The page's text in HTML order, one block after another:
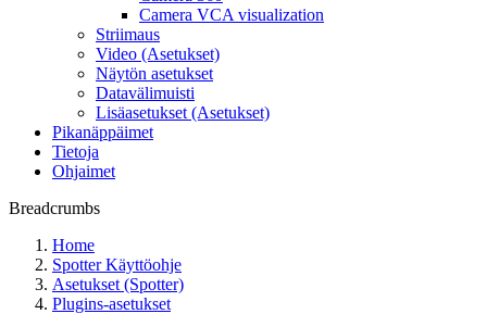
Camera VCA visualization
Striimaus
Video (Asetukset)
Näytön asetukset
Datavälimuisti
Lisäasetukset (Asetukset)
Pikanäppäimet
Tietoja
Ohjaimet
Breadcrumbs
Home
Spotter Käyttöohje
Asetukset (Spotter)
Plugins-asetukset